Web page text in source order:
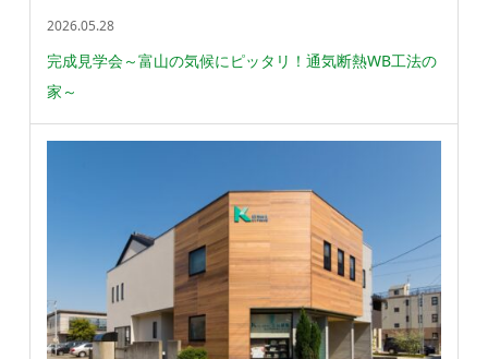
2026.05.28
完成見学会～富山の気候にピッタリ！通気断熱WB工法の
家～